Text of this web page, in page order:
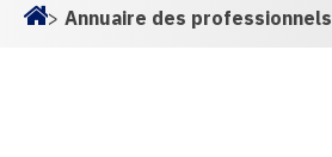
> Annuaire des professionnels